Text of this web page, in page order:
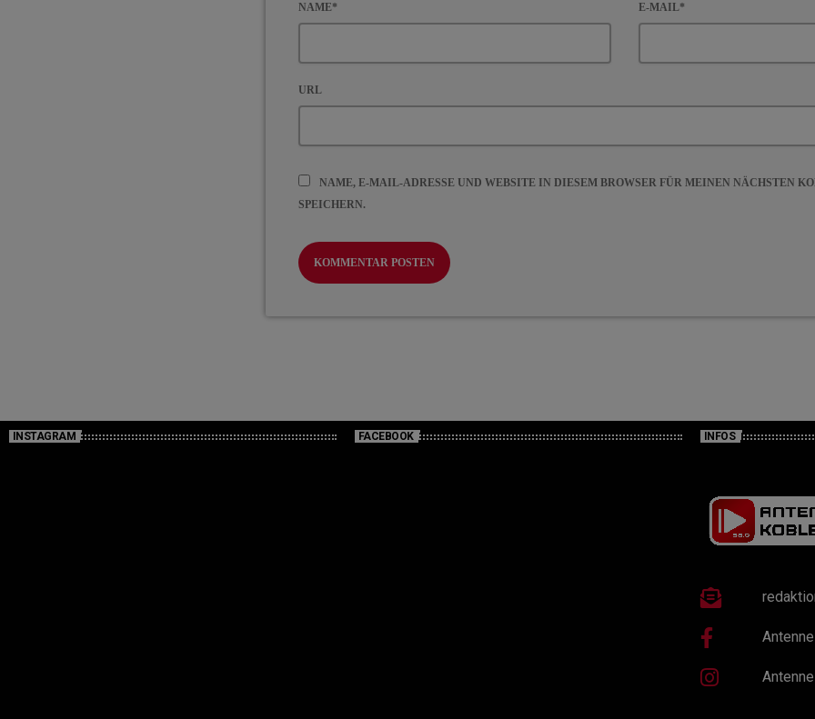
NAME* E-MAIL*
URL
NAME, E-MAIL-ADRESSE UND WEBSITE IN DIESEM BROWSER FÜR MEINEN NÄCHSTEN
SPEICHERN.
INSTAGRAM FACEBOOK INFOS